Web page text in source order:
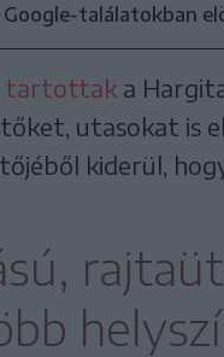
találatokban
tartottak a
utasokat is
kiderül,